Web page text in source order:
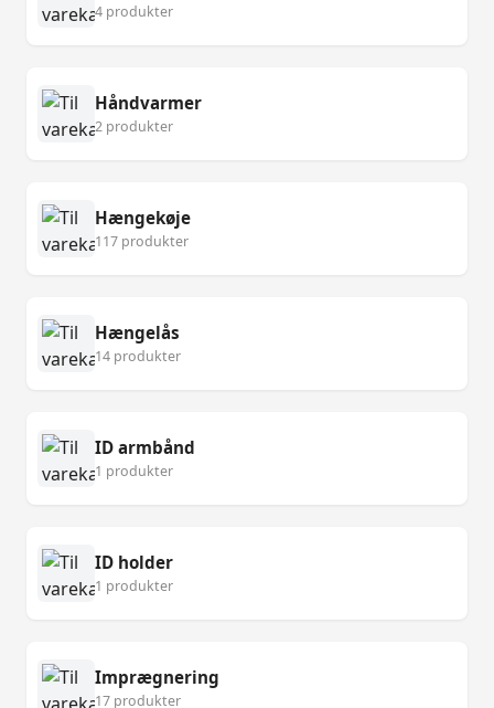
4 produkter
Håndvarmer
2 produkter
Hængekøje
117 produkter
Hængelås
14 produkter
ID armbånd
1 produkter
ID holder
1 produkter
Imprægnering
17 produkter